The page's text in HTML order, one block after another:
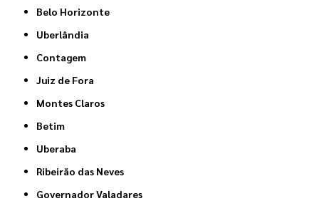
Belo Horizonte
Uberlândia
Contagem
Juiz de Fora
Montes Claros
Betim
Uberaba
Ribeirão das Neves
Governador Valadares